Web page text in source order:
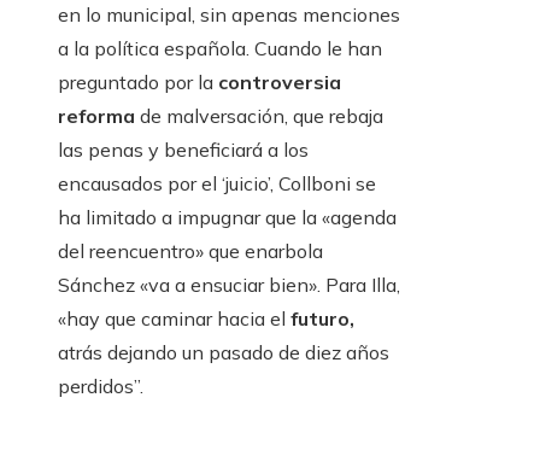
en lo municipal, sin apenas menciones
a la política española. Cuando le han
preguntado por la controversia
reforma de malversación, que rebaja
las penas y beneficiará a los
encausados ​​por el ‘juicio’, Collboni se
ha limitado a impugnar que la «agenda
del reencuentro» que enarbola
Sánchez «va a ensuciar bien». Para Illa,
«hay que caminar hacia el futuro,
atrás dejando un pasado de diez años
perdidos”.